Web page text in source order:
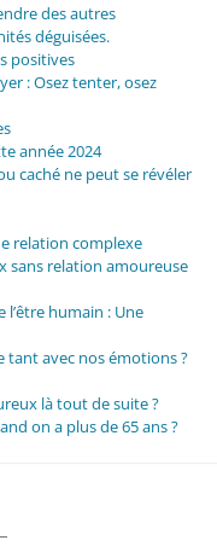
des autres
déguisées.
positives
: Osez tenter, osez
année 2024
caché ne peut se révéler
relation complexe
sans relation amoureuse
humain : Une
tant avec nos émotions ?
là tout de suite ?
on a plus de 65 ans ?